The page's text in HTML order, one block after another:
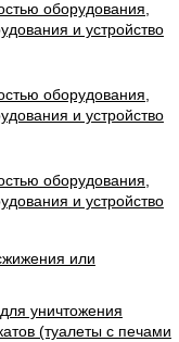
или
уничтожения
(туалеты с печами